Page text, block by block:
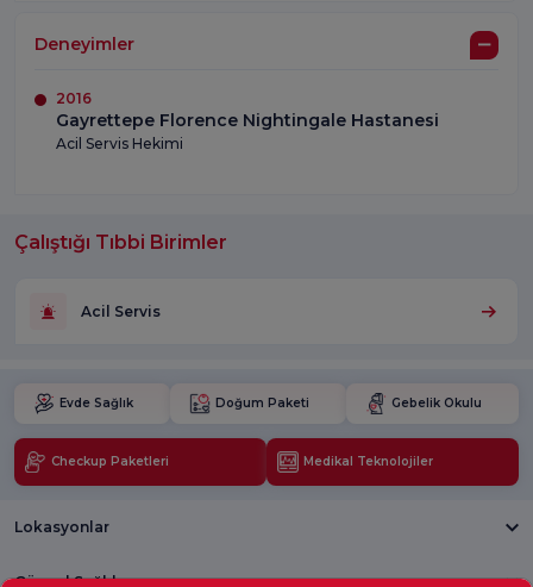
Deneyimler
2016
Gayrettepe Florence Nightingale Hastanesi
Acil Servis Hekimi
Çalıştığı Tıbbi Birimler
Acil Servis
Evde Sağlık Doğum Paketi Gebelik Okulu
Checkup Paketleri Medikal Teknolojiler
Lokasyonlar
Güncel Sağlık